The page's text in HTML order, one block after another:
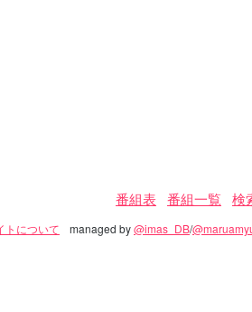
番組表 番組一覧 検
トについて managed by@imas_DB/